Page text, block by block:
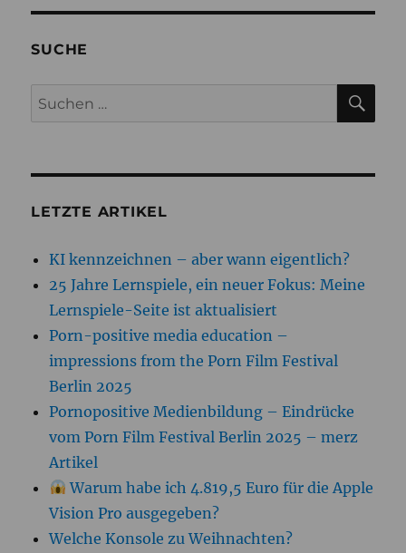
SUCHE
Suchen
nach:
LETZTE ARTIKEL
KI kennzeichnen – aber wann eigentlich?
25 Jahre Lernspiele, ein neuer Fokus: Meine
Lernspiele-Seite ist aktualisiert
Porn-positive media education –
impressions from the Porn Film Festival
Berlin 2025
Pornopositive Medienbildung – Eindrücke
vom Porn Film Festival Berlin 2025 – merz
Artikel
Warum habe ich 4.819,5 Euro für die Apple
Vision Pro ausgegeben?
Welche Konsole zu Weihnachten?